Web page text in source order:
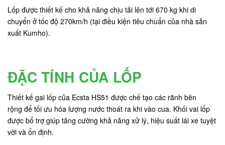
Lốp được thiết kế cho khả năng chịu tải lên tới 670 kg khi di
chuyển ở tốc độ 270km/h (tại điều kiện tiêu chuẩn của nhà sản
xuất Kumho).
ĐẶC TÍNH CỦA LỐP
Thiết kế gai lốp của Ecsta HS51 được chế tạo các rãnh bên
rộng để tối ưu hóa lượng nước thoát ra khi vào cua. Khối vai lốp
được bổ trợ giúp tăng cường khả năng xử lý, hiệu suất lái xe tuyệt
vời và ổn định.